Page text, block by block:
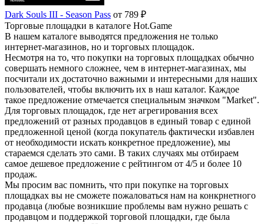
Dark Souls III - Season Pass от 789 ₽
Торговые площадки в каталоге Hot.Game
В нашем каталоге выводятся предложения не только
интернет-магазинов, но и торговых площадок.
Несмотря на то, что покупки на торговых площадках обычно
совершать немного сложнее, чем в интернет-магазинах, мы
посчитали их достаточно важными и интересными для наших
пользователей, чтобы включить их в наш каталог. Каждое
такое предложение отмечается специальным значком "Market".
Для торговых площадок, где нет агрегирования всех
предложений от разных продавцов в единый товар с единой
предложенной ценой (когда покупатель фактически избавлен
от необходимости искать конкретное предложение), мы
стараемся сделать это сами. В таких случаях мы отбираем
самое дешевое предложение с рейтингом от 4/5 и более 10
продаж.
Мы просим вас помнить, что при покупке на торговых
площадках вы не сможете пожаловаться нам на конкрнетного
продавца (любые возникшие проблемы вам нужно решать с
продавцом и поддержкой торговой площадки, где была